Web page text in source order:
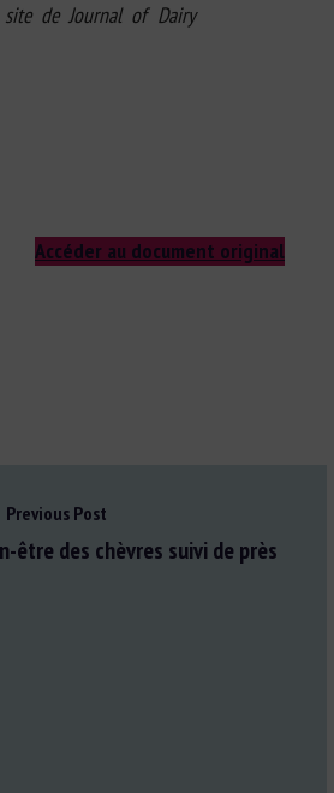
de Journal of Dairy
Accéder au document original
Previous Post
être des chèvres suivi de près